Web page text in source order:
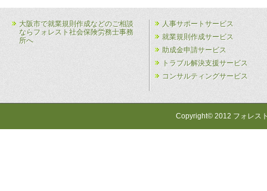
大阪市で就業規則作成などのご相談
ならフォレスト社会保険労務士事務
所へ
人事サポートサービス
就業規則作成サービス
助成金申請サービス
トラブル解決支援サービス
コンサルティングサービス
Copyright© 2012 フォレス